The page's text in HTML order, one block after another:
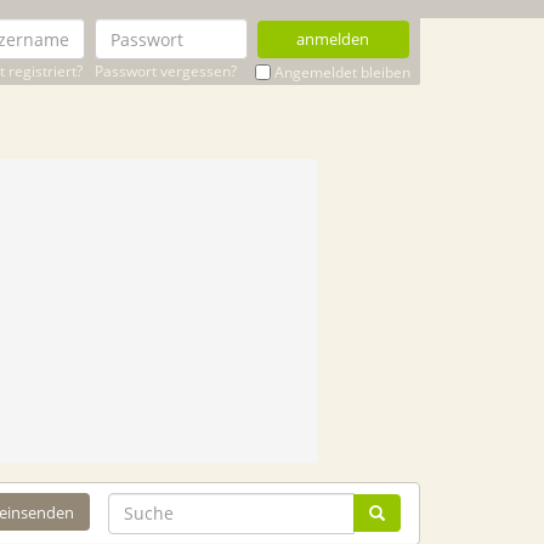
anmelden
registriert? Passwort vergessen? Angemeldet bleiben